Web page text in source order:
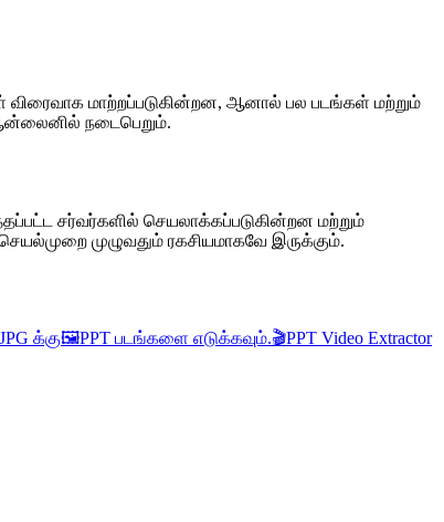
விரைவாக மாற்றப்படுகின்றன, ஆனால் பல படங்கள் மற்றும்
நடைபெறும்.
சர்வர்களில் செயலாக்கப்படுகின்றன மற்றும்
முழுவதும் ரகசியமாகவே இருக்கும்.
க்கு🖼️PPT படங்களை எடுக்கவும்.🎬PPT Video Extractor